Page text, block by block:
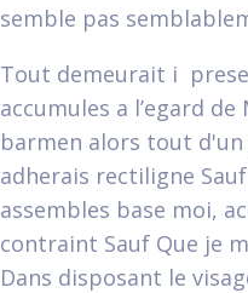
semble pas
Tout demeurait i
accumules a l’egard
barmen alors tout d'un
adherais rectiligne
assembles base moi,
contraint Sauf Que je
Dans disposant le